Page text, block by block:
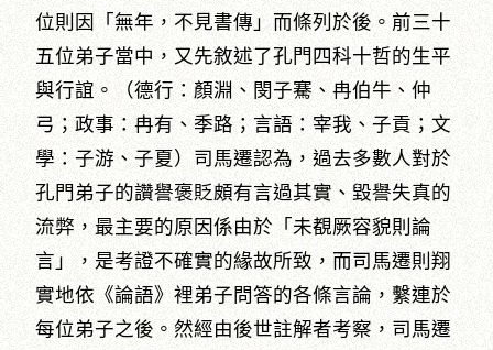
位則因「無年，不見書傳」而條列於後。前三十
五位弟子當中，又先敘述了孔門四科十哲的生平
與行誼。（德行：顏淵、閔子騫、冉伯牛、仲
弓；政事：冉有、季路；言語：宰我、子貢；文
學：子游、子夏）司馬遷認為，過去多數人對於
孔門弟子的讚譽褒貶頗有言過其實、毀譽失真的
流弊，最主要的原因係由於「未覩厥容貌則論
言」，是考證不確實的緣故所致，而司馬遷則翔
實地依《論語》裡弟子問答的各條言論，繫連於
每位弟子之後。然經由後世註解者考察，司馬遷